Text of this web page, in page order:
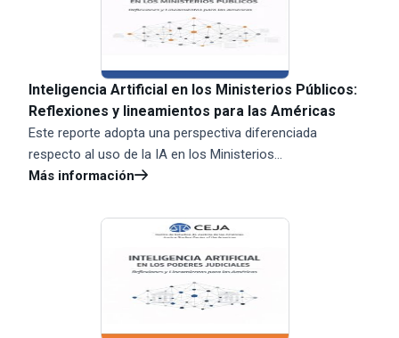
Inteligencia Artificial en los Ministerios Públicos:
Reflexiones y lineamientos para las Américas
Este reporte adopta una perspectiva diferenciada
respecto al uso de la IA en los Ministerios...
Más información